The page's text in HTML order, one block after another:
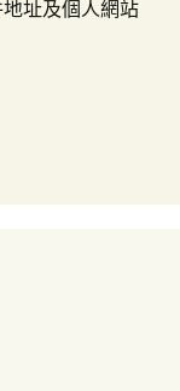
址及個人網站